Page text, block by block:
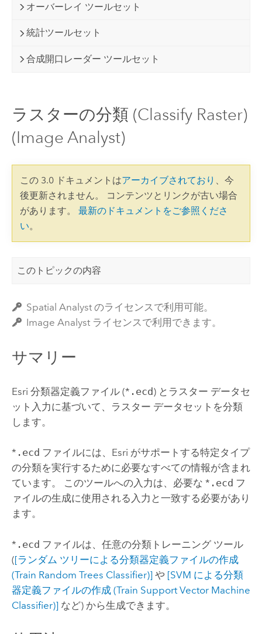
オーバーレイ ツールセット
統計ツールセット
合成開口レーダー ツールセット
ラスターの分類 (Classify Raster)
(Image Analyst)
この 3.0 ドキュメントはアーカイブされており
、今
後更新されません。 コンテンツとリンクが古い場合
があります。 最新のドキュメントをご参照くださ
い。
このトピックの内容
Spatial Analyst のライセンスで利用可能。
Image Analyst ライセンスで利用できます。
サマリー
Esri 分類器定義ファイル (* .ecd) とラスター データセ
ット入力に基づいて、ラスター データセットを分類
します。
* .ecd ファイルには、 Esri がサポートする特定タイプ
の分類を実行するために必要なすべての情報が含まれ
ています。 このツールへの入力は、必要な * .ecd フ
ァイルの生成に使用される入力と一致する必要があり
ます。
* .ecd ファイルは、任意の分類トレーニング ツール
([ランダム ツリーによる分類器定義ファイルの作成
(Train Random Trees Classifier)]や [SVM による分類
器定義ファイルの作成 (Train Support Vector Machine
Classifier)]など) から生成できます。